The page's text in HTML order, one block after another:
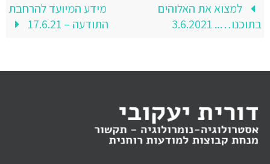
למצוא את האלוהים
בתוכנו….. 3.6.2021
מידע המיועד להרחבת
התודעה – 17.6.21